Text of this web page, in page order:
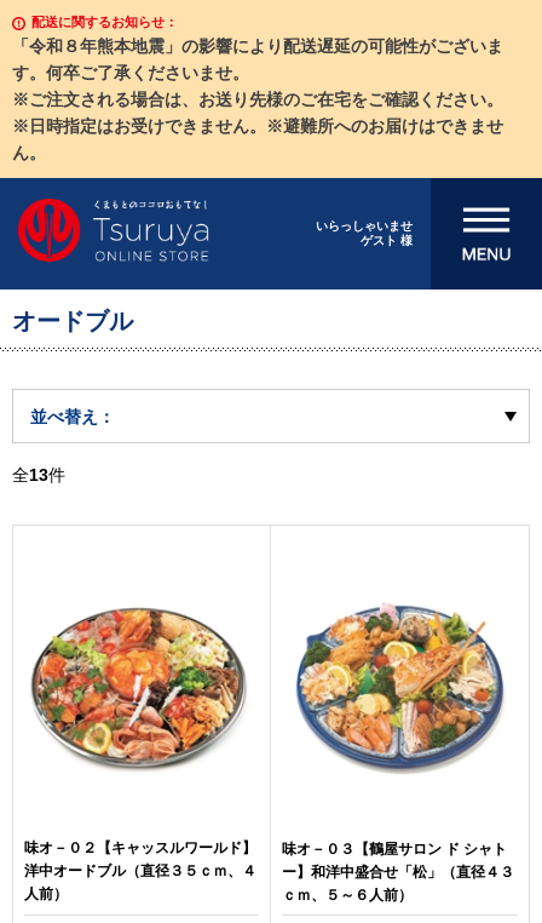
配送に関するお知らせ：
「令和８年熊本地震」の影響により配送遅延の可能性がございま
す。何卒ご了承くださいませ。
※ご注文される場合は、お送り先様のご在宅をご確認ください。
※日時指定はお受けできません。※避難所へのお届けはできませ
ん。
いらっしゃいませ
ゲスト 様
メニューを開
オードブル
並べ替え：
全13件
味オ－０２【キャッスルワールド】
洋中オードブル（直径３５ｃｍ、４
人前）
味オ－０３【鶴屋サロン ド シャト
ー】和洋中盛合せ「松」（直径４３
ｃｍ、５～６人前）